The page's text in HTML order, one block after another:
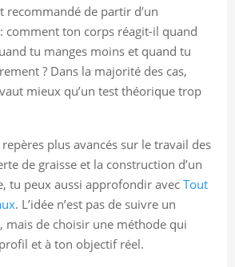
recommandé de partir d’un
comment ton corps réagit-il quand
tu manges moins et quand tu
? Dans la majorité des cas,
mieux qu’un test théorique trop
plus avancés sur le travail des
de graisse et la construction d’un
tu peux aussi approfondir avec Tout
. L’idée n’est pas de suivre un
mais de choisir une méthode qui
et à ton objectif réel.